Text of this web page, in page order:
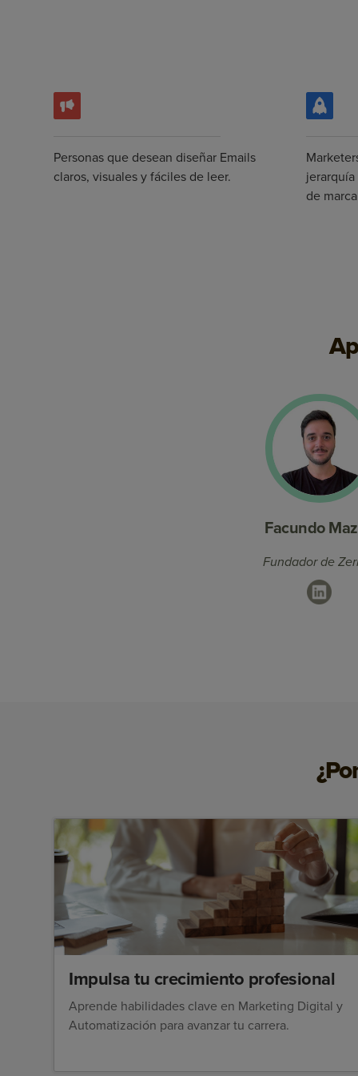
Personas que desean diseñar Emails
claros, visuales y fáciles de leer.
de
Facundo
Fundador de
Impulsa tu crecimiento profesional
Aprende habilidades clave en Marketing Digital y
Automatización para avanzar tu carrera.